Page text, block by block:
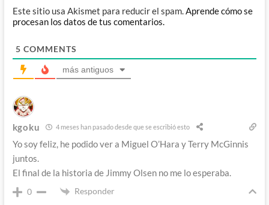
Este sitio usa Akismet para reducir el spam. Aprende cómo se
procesan los datos de tus comentarios.
5 COMMENTS
más antiguos
kgoku 4 meses han pasado desde que se escribió esto
Yo soy feliz, he podido ver a Miguel O’Hara y Terry McGinnis
juntos.
El final de la historia de Jimmy Olsen no me lo esperaba.
0 Responder